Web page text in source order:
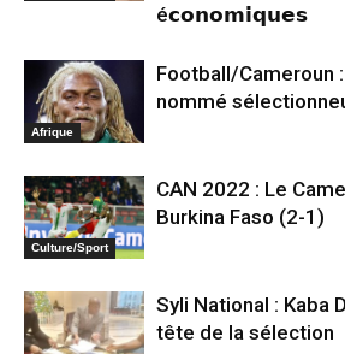
é𝗰𝗼𝗻𝗼𝗺𝗶𝗾𝘂𝗲𝘀
Afrique
Football/Cameroun
nommé
Culture/Sport
CAN 2022 : Le
Burkina Faso (2-1)
Syli National : Kaba
tête de la sélection